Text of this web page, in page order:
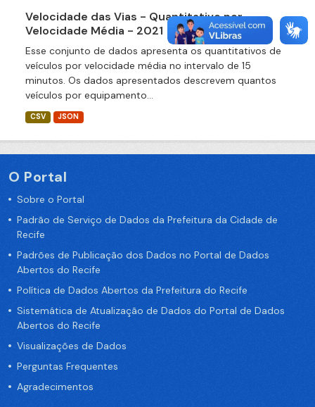
Velocidade das Vias - Quantitativo por
Velocidade Média - 2021
Esse conjunto de dados apresenta os quantitativos de
veículos por velocidade média no intervalo de 15
minutos. Os dados apresentados descrevem quantos
veículos por equipamento...
CSV JSON
O Portal
Sobre o Portal
Padrão de Serviço de Dados da Prefeitura da Cidade de
Recife
Padrões de Publicação dos Dados no Portal de Dados
Abertos do Recife
Política de Dados Abertos da Prefeitura do Recife
Sistemática de Atualização de Dados do Portal de Dados
Abertos do Recife
Visualizações de Dados
Perguntas Frequentes
Agradecimentos